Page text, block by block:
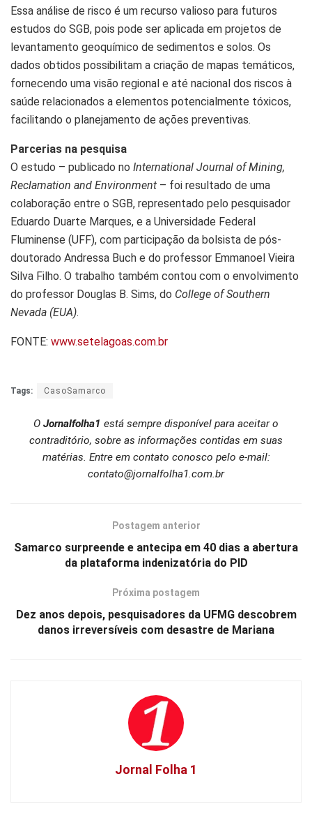
Essa análise de risco é um recurso valioso para futuros
estudos do SGB, pois pode ser aplicada em projetos de
levantamento geoquímico de sedimentos e solos. Os
dados obtidos possibilitam a criação de mapas temáticos,
fornecendo uma visão regional e até nacional dos riscos à
saúde relacionados a elementos potencialmente tóxicos,
facilitando o planejamento de ações preventivas.
Parcerias na pesquisa
O estudo – publicado no International Journal of Mining,
Reclamation and Environment – foi resultado de uma
colaboração entre o SGB, representado pelo pesquisador
Eduardo Duarte Marques, e a Universidade Federal
Fluminense (UFF), com participação da bolsista de pós-
doutorado Andressa Buch e do professor Emmanoel Vieira
Silva Filho. O trabalho também contou com o envolvimento
do professor Douglas B. Sims, do College of Southern
Nevada (EUA).
FONTE: www.setelagoas.com.br
Tags: CasoSamarco
O Jornalfolha1 está sempre disponível para aceitar o
contraditório, sobre as informações contidas em suas
matérias. Entre em contato conosco pelo e-mail:
contato@jornalfolha1.com.br
Postagem anterior
Samarco surpreende e antecipa em 40 dias a abertura
da plataforma indenizatória do PID
Próxima postagem
Dez anos depois, pesquisadores da UFMG descobrem
danos irreversíveis com desastre de Mariana
Jornal Folha 1